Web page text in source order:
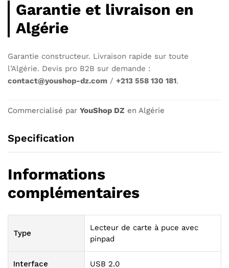
Garantie et livraison en
Algérie
Garantie constructeur. Livraison rapide sur toute
l’Algérie. Devis pro B2B sur demande :
contact@youshop-dz.com / +213 558 130 181.
Commercialisé par YouShop DZ en Algérie
Specification
Informations
complémentaires
Type
Lecteur de carte à puce avec
pinpad
Interface USB 2.0